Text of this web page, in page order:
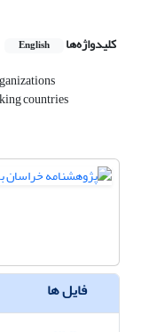
کلیدواژه‌ها English
countries
فایل ها